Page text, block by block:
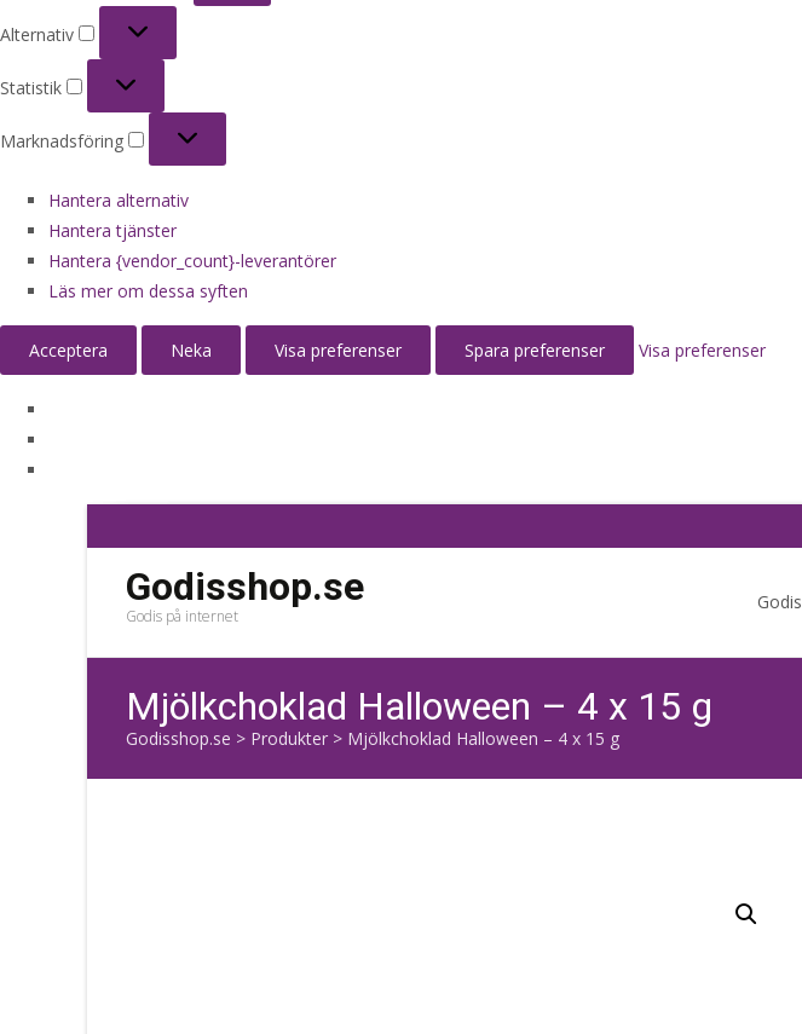
Alternativ
Statistik
Marknadsföring
Hantera alternativ
Hantera tjänster
Hantera {vendor_count}-leverantörer
Läs mer om dessa syften
Acceptera Neka Visa preferenser Spara preferenser Visa preferenser
Godisshop.se
Godis på internet
Godis
Mjölkchoklad Halloween – 4 x 15 g
Godisshop.se > Produkter > Mjölkchoklad Halloween – 4 x 15 g